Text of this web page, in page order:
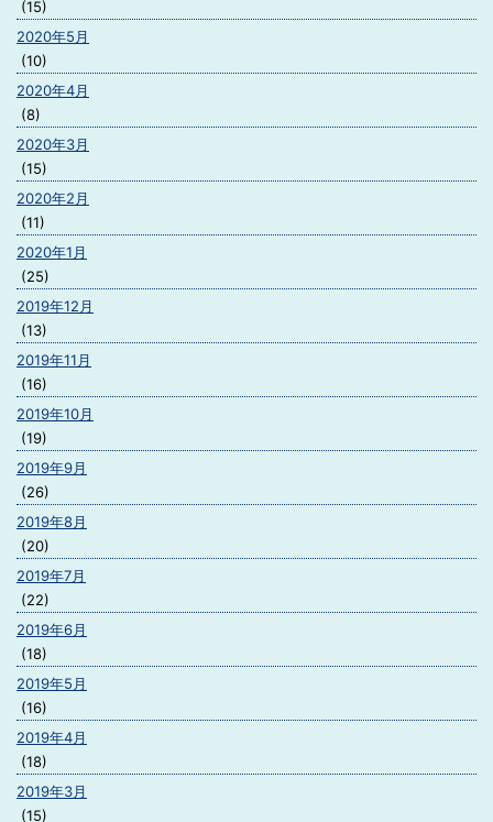
(15)
2020年5月
(10)
2020年4月
(8)
2020年3月
(15)
2020年2月
(11)
2020年1月
(25)
2019年12月
(13)
2019年11月
(16)
2019年10月
(19)
2019年9月
(26)
2019年8月
(20)
2019年7月
(22)
2019年6月
(18)
2019年5月
(16)
2019年4月
(18)
2019年3月
(15)